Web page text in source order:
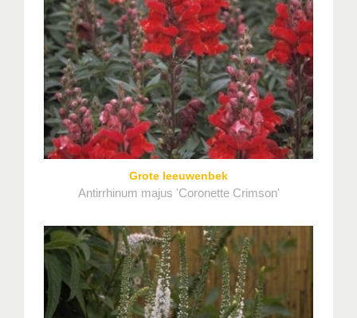
Grote leeuwenbek
Antirrhinum majus 'Coronette Crimson'